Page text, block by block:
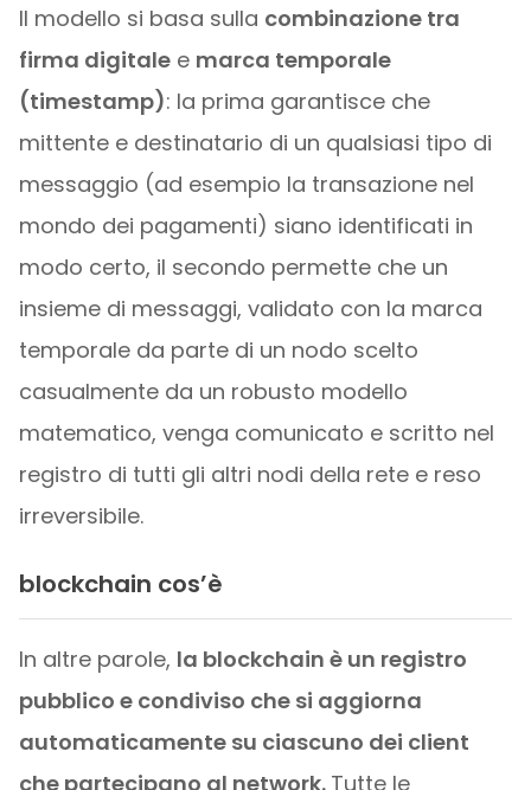
Il modello si basa sulla combinazione tra
firma digitalee marca temporale
(timestamp): la prima garantisce che
mittente e destinatario di un qualsiasi tipo di
messaggio (ad esempio la transazione nel
mondo dei pagamenti) siano identificati in
modo certo, il secondo permette che un
insieme di messaggi, validato con la marca
temporale da parte di un nodo scelto
casualmente da un robusto modello
matematico, venga comunicato e scritto nel
registro di tutti gli altri nodi della rete e reso
irreversibile.
blockchain cos’è
In altre parole, la blockchain è un registro
pubblico e condiviso che si aggiorna
automaticamente su ciascuno dei client
che partecipano al network. Tutte le